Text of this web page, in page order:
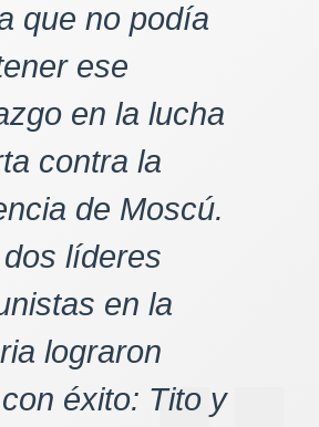
que no podía
ese
en la lucha
contra la
de Moscú.
líderes
en la
lograron
éxito: Tito y